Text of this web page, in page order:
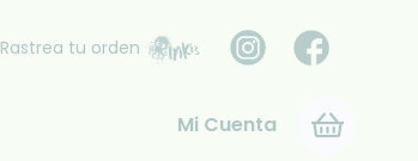
Rastrea tu orden
Mi Cuenta